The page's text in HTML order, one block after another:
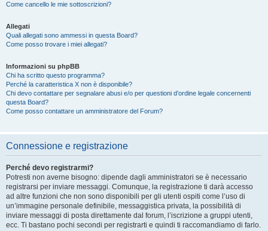
Come cancello le mie sottoscrizioni?
Allegati
Quali allegati sono ammessi in questa Board?
Come posso trovare i miei allegati?
Informazioni su phpBB
Chi ha scritto questo programma?
Perché la caratteristica X non è disponibile?
Chi devo contattare per segnalare abusi e/o per questioni d’ordine legale concernenti
questa Board?
Come posso contattare un amministratore del Forum?
Connessione e registrazione
Perché devo registrarmi?
Potresti non averne bisogno: dipende dagli amministratori se è necessario
registrarsi per inviare messaggi. Comunque, la registrazione ti darà accesso
ad altre funzioni che non sono disponibili per gli utenti ospiti come l’uso di
un’immagine personale definibile, messaggistica privata, la possibilità di
inviare messaggi di posta direttamente dal forum, l’iscrizione a gruppi utenti,
ecc. Ti bastano pochi secondi per registrarti e quindi ti raccomandiamo di farlo.